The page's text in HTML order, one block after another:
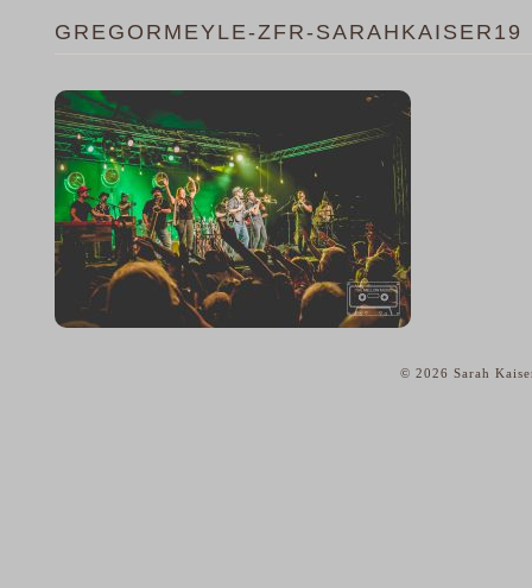
GREGORMEYLE-ZFR-SARAHKAISER19
© 2026 Sarah